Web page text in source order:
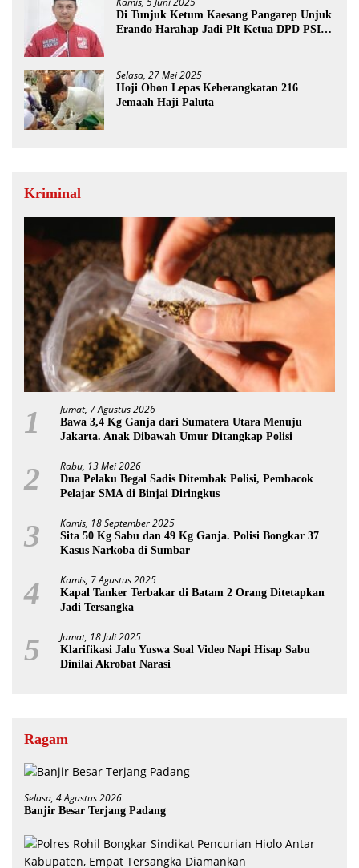
Di Tunjuk Ketum Kaesang Pangarep Unjuk
Erando Harahap Jadi Plt Ketua DPD PSI
Selasa, 27 Mei 2025
Hoji Obon Lepas Keberangkatan 216
Jemaah Haji Paluta
Kriminal
1 Jumat, 7 Agustus 2026
Bawa 3,4 Kg Ganja dari Sumatera Utara Menuju
Jakarta. Anak Dibawah Umur Ditangkap Polisi
2 Rabu, 13 Mei 2026
Dua Pelaku Begal Sadis Ditembak Polisi, Pembacok
Pelajar SMA di Binjai Diringkus
3 Kamis, 18 September 2025
Sita 50 Kg Sabu dan 49 Kg Ganja. Polisi Bongkar 37
Kasus Narkoba di Sumbar
4 Kamis, 7 Agustus 2025
Kapal Tanker Terbakar di Batam 2 Orang Ditetapkan
Jadi Tersangka
5 Jumat, 18 Juli 2025
Klarifikasi Jalu Yuswa Soal Video Napi Hisap Sabu
Dinilai Akrobat Narasi
Ragam
Selasa, 4 Agustus 2026
Banjir Besar Terjang Padang